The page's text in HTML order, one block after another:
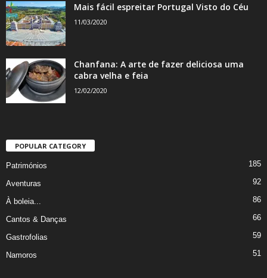
Mais fácil espreitar Portugal Visto do Céu
11/03/2020
Chanfana: A arte de fazer deliciosa uma
cabra velha e feia
12/02/2020
POPULAR CATEGORY
Patrimónios 185
Aventuras 92
À boleia... 86
Cantos & Danças 66
Gastrofolias 59
Namoros 51